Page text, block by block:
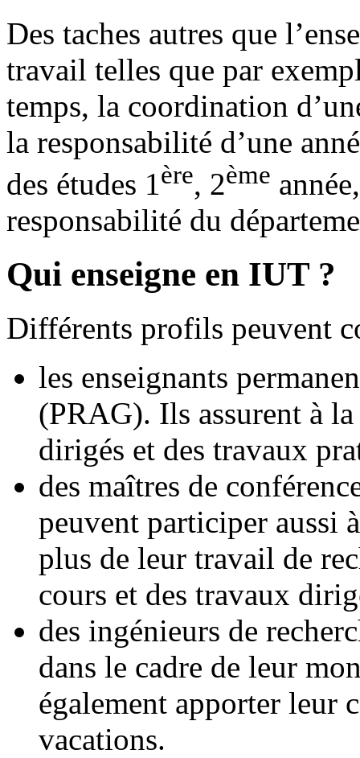
Des taches autres que
travail telles que par
temps, la coordination
la responsabilité d’une
des études 1ère, 2ème
responsabilité du
Qui enseigne en IUT ?
Différents profils peuvent
les enseignants
(PRAG). Ils assurent à
dirigés et des travaux
des maîtres de
peuvent participer aussi
plus de leur travail de
cours et des travaux
des ingénieurs de
dans le cadre de leur
également apporter leur
vacations.